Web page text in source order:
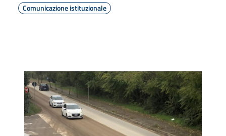
Comunicazione istituzionale